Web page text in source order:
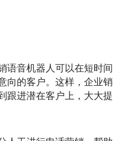
语音机器人可以在短时间
向的客户。这样，企业销
跟进潜在客户上，大大提